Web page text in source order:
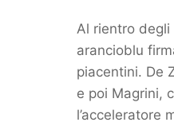
Al rientro
arancioblu
piacentini. De
e poi Magrini,
l’acceleratore